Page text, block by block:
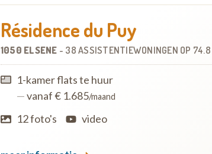
Résidence du Puy
1050 ELSENE - 38 ASSISTENTIEWONINGEN OP 74.8 KM
1-kamer flats te huur
—vanaf € 1.685/maand
12 foto's video